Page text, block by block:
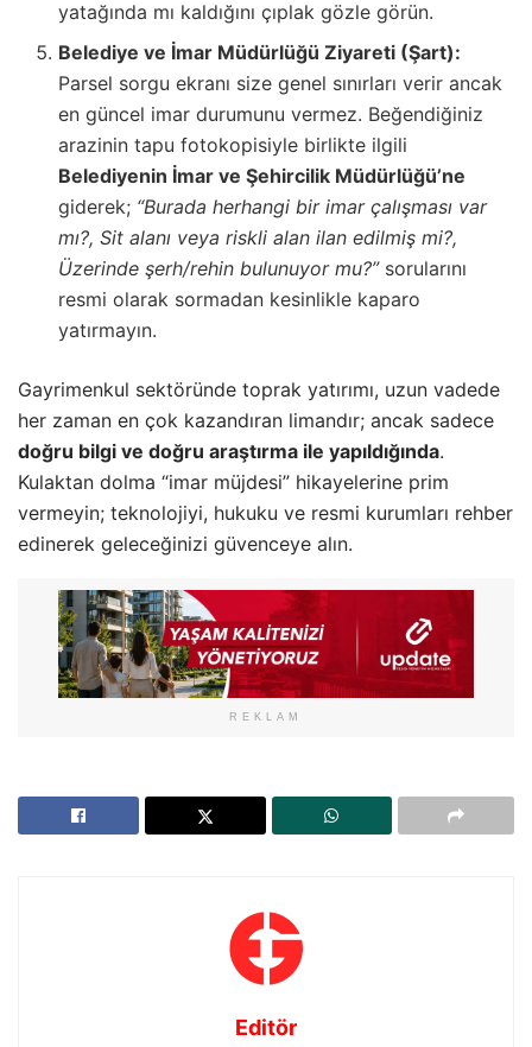
yatağında mı kaldığını çıplak gözle görün.
Belediye ve İmar Müdürlüğü Ziyareti (Şart):
Parsel sorgu ekranı size genel sınırları verir ancak
en güncel imar durumunu vermez. Beğendiğiniz
arazinin tapu fotokopisiyle birlikte ilgili
Belediyenin İmar ve Şehircilik Müdürlüğü’ne
giderek; “Burada herhangi bir imar çalışması var
mı?, Sit alanı veya riskli alan ilan edilmiş mi?,
Üzerinde şerh/rehin bulunuyor mu?”sorularını
resmi olarak sormadan kesinlikle kaparo
yatırmayın.
Gayrimenkul sektöründe toprak yatırımı, uzun vadede
her zaman en çok kazandıran limandır; ancak sadece
doğru bilgi ve doğru araştırma ile yapıldığında.
Kulaktan dolma “imar müjdesi” hikayelerine prim
vermeyin; teknolojiyi, hukuku ve resmi kurumları rehber
edinerek geleceğinizi güvenceye alın.
REKLAM
Editör